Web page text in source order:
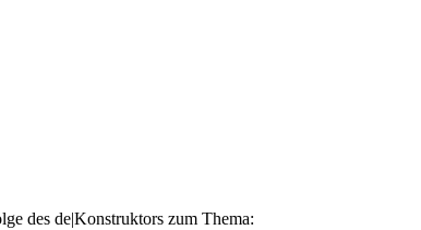
des de|Konstruktors zum Thema: